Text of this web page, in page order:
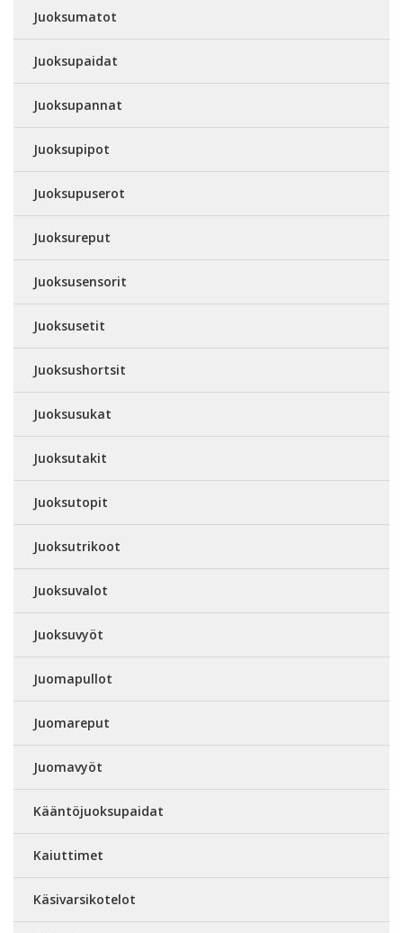
Juoksumatot
Juoksupaidat
Juoksupannat
Juoksupipot
Juoksupuserot
Juoksureput
Juoksusensorit
Juoksusetit
Juoksushortsit
Juoksusukat
Juoksutakit
Juoksutopit
Juoksutrikoot
Juoksuvalot
Juoksuvyöt
Juomapullot
Juomareput
Juomavyöt
Kääntöjuoksupaidat
Kaiuttimet
Käsivarsikotelot